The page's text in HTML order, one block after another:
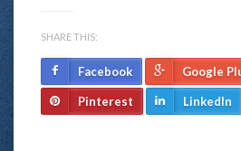
SHARE THIS:
Facebook Google
Pinterest LinkedIn